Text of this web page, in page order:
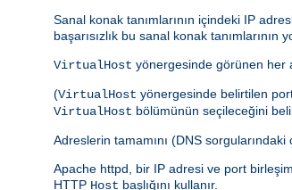
Sanal konak tanımlarının içindeki IP
başarısızlık bu sanal konak tanımlarının
VirtualHost yönergesinde görünen her
(VirtualHost yönergesinde belirtilen
VirtualHost bölümünün seçileceğini
Adreslerin tamamını (DNS
Apache httpd, bir IP adresi ve port
HTTP Host başlığını kullanır.